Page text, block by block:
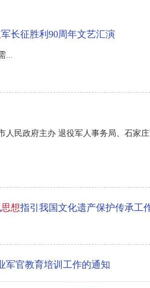
长征胜利90周年文艺汇演
...
人民政府主办 退役军人事务局、石家
思想指引我国文化遗产保护传承工
军官教育培训工作的通知